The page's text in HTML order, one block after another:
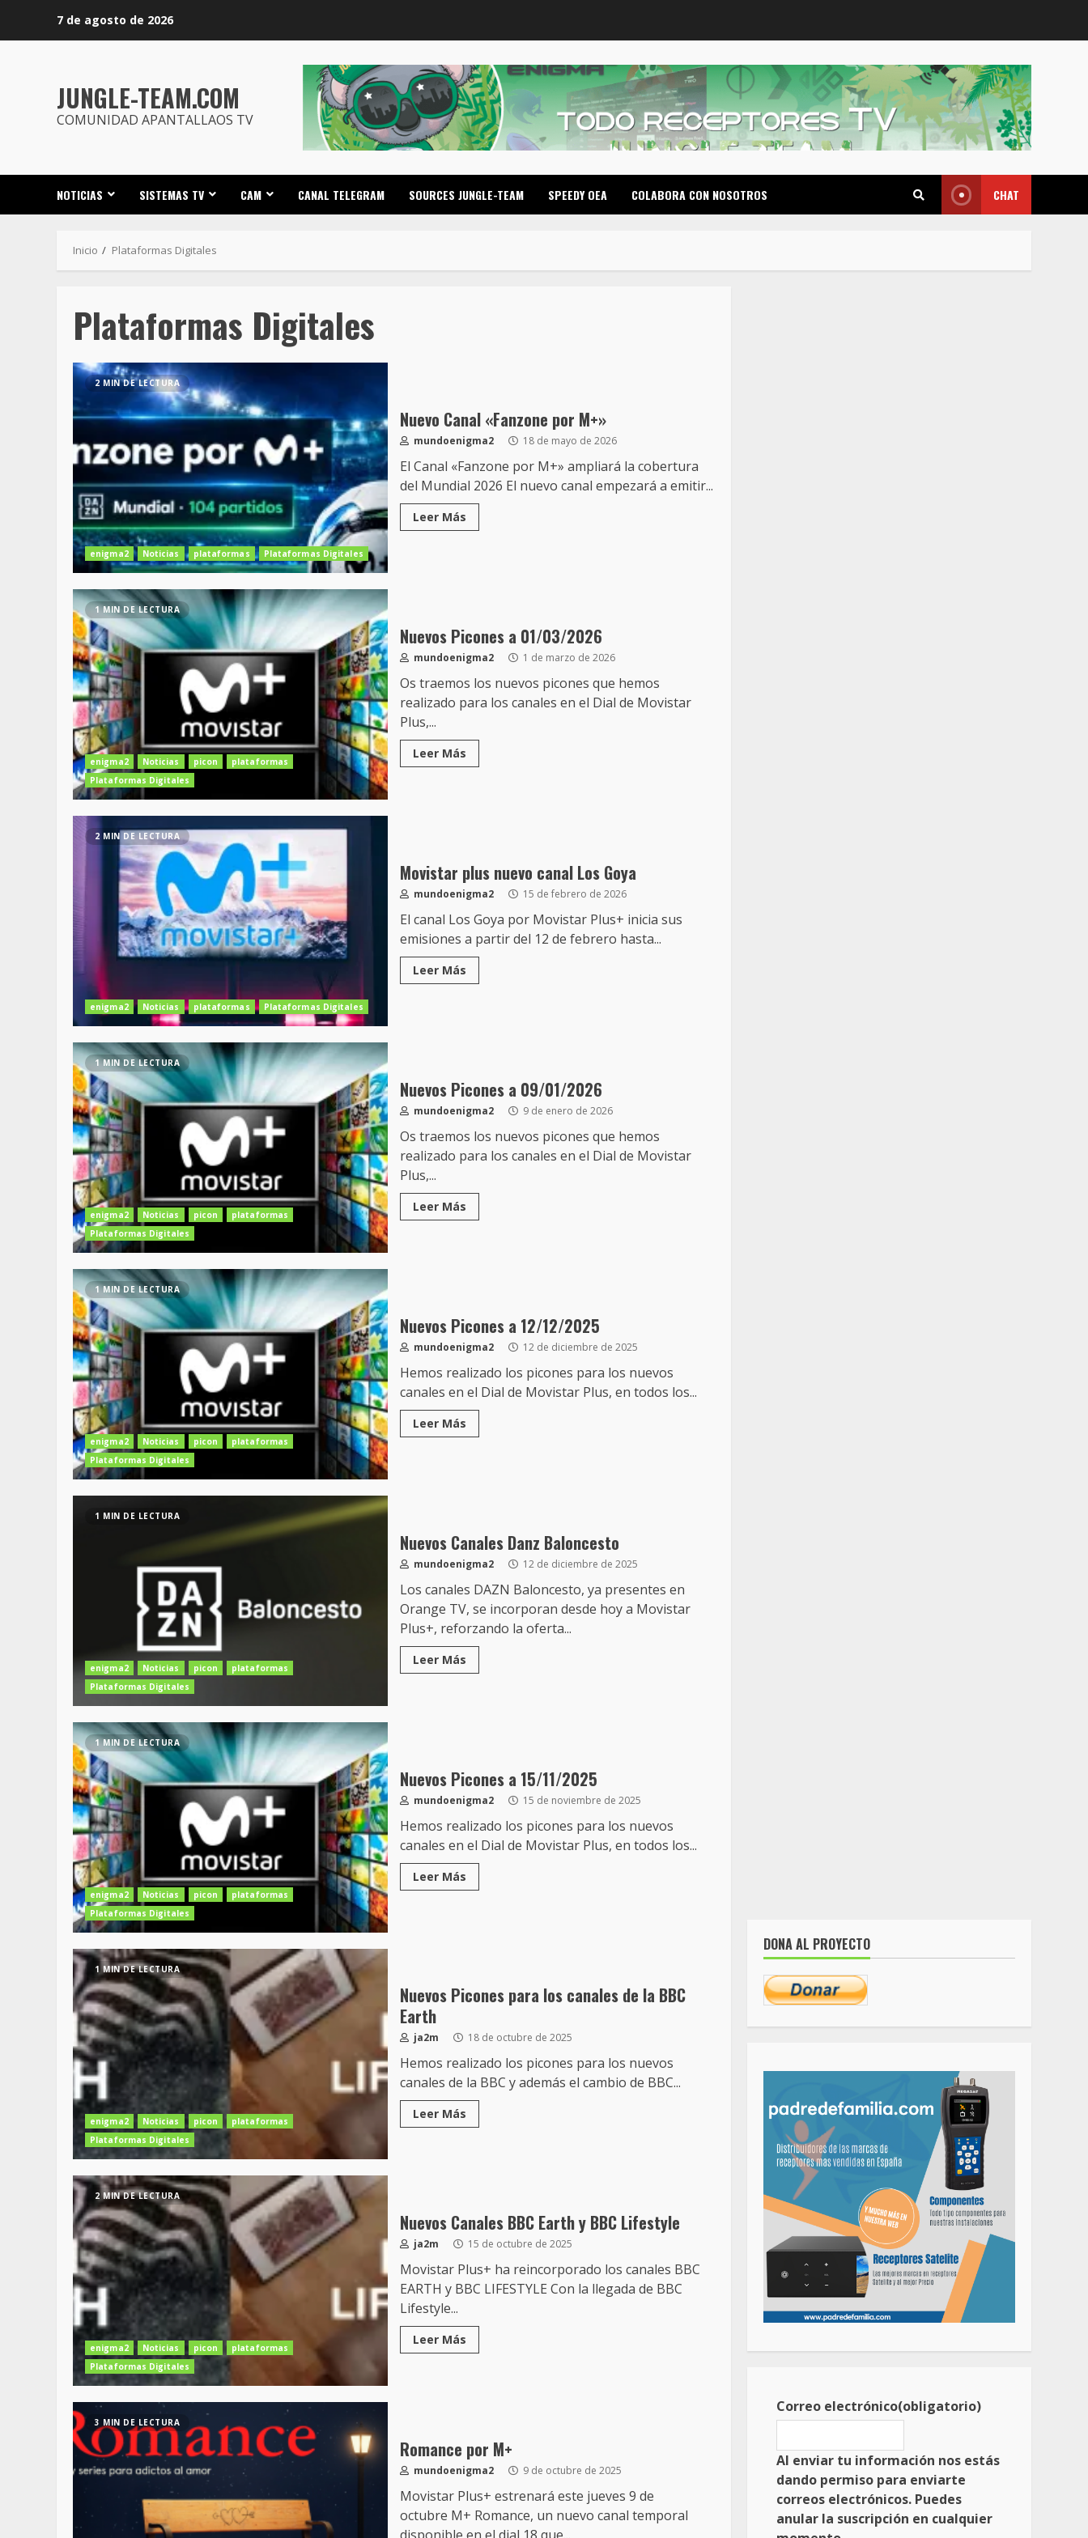
7 de agosto de 2026
JUNGLE-TEAM.COM
COMUNIDAD APANTALLAOS TV
NOTICIAS SISTEMAS TV CAM CANAL TELEGRAM SOURCES JUNGLE-TEAM SPEEDY OEA COLABORA CON NOSOTROS CHAT
Inicio Plataformas Digitales
Plataformas Digitales
2 MIN DE LECTURA
enigma2 Noticias plataformas Plataformas Digitales
Nuevo Canal «Fanzone por M+»
mundoenigma2 18 de mayo de 2026
El Canal «Fanzone por M+» ampliará la cobertura
del Mundial 2026 El nuevo canal empezará a emitir...
Leer Más
1 MIN DE LECTURA
enigma2 Noticias picon
plataformas
Plataformas Digitales
Nuevos Picones a 01/03/2026
mundoenigma2 1 de marzo de 2026
Os traemos los nuevos picones que hemos
realizado para los canales en el Dial de Movistar
Plus,...
Leer Más
2 MIN DE LECTURA
enigma2 Noticias plataformas Plataformas Digitales
Movistar plus nuevo canal Los Goya
mundoenigma2 15 de febrero de 2026
El canal Los Goya por Movistar Plus+ inicia sus
emisiones a partir del 12 de febrero hasta...
Leer Más
1 MIN DE LECTURA
enigma2 Noticias picon
plataformas
Plataformas Digitales
Nuevos Picones a 09/01/2026
mundoenigma2 9 de enero de 2026
Os traemos los nuevos picones que hemos
realizado para los canales en el Dial de Movistar
Plus,...
Leer Más
1 MIN DE LECTURA
enigma2 Noticias picon
plataformas
Plataformas Digitales
Nuevos Picones a 12/12/2025
mundoenigma2 12 de diciembre de 2025
Hemos realizado los picones para los nuevos
canales en el Dial de Movistar Plus, en todos los...
Leer Más
1 MIN DE LECTURA
enigma2 Noticias picon
plataformas
Plataformas Digitales
Nuevos Canales Danz Baloncesto
mundoenigma2 12 de diciembre de 2025
Los canales DAZN Baloncesto, ya presentes en
Orange TV, se incorporan desde hoy a Movistar
Plus+, reforzando la oferta...
Leer Más
1 MIN DE LECTURA
enigma2 Noticias picon
plataformas
Plataformas Digitales
Nuevos Picones a 15/11/2025
mundoenigma2 15 de noviembre de 2025
Hemos realizado los picones para los nuevos
canales en el Dial de Movistar Plus, en todos los...
Leer Más
1 MIN DE LECTURA
enigma2 Noticias picon
plataformas
Plataformas Digitales
Nuevos Picones para los canales de la BBC
Earth
ja2m 18 de octubre de 2025
Hemos realizado los picones para los nuevos
canales de la BBC y además el cambio de BBC...
Leer Más
2 MIN DE LECTURA
enigma2 Noticias picon
plataformas
Plataformas Digitales
Nuevos Canales BBC Earth y BBC Lifestyle
ja2m 15 de octubre de 2025
Movistar Plus+ ha reincorporado los canales BBC
EARTH y BBC LIFESTYLE Con la llegada de BBC
Lifestyle...
Leer Más
3 MIN DE LECTURA
Romance por M+
mundoenigma2 9 de octubre de 2025
Movistar Plus+ estrenará este jueves 9 de
octubre M+ Romance, un nuevo canal temporal
DONA AL PROYECTO
Correo electrónico(obligatorio)
Al enviar tu información nos estás
dando permiso para enviarte
correos electrónicos. Puedes
anular la suscripción en cualquier